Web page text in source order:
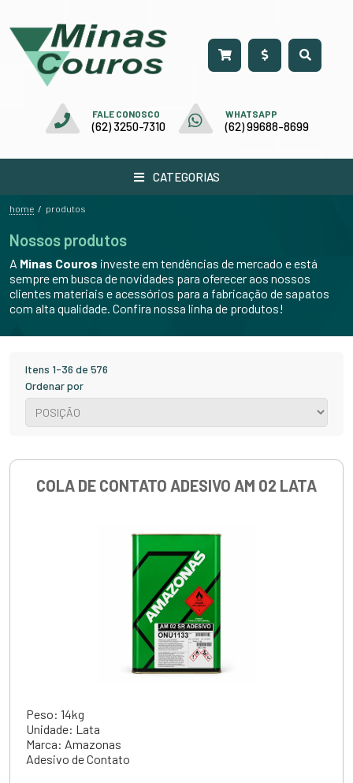
FALE CONOSCO
(62) 3250-7310
WHATSAPP
(62) 99688-8699
CATEGORIAS
home / produtos
Nossos produtos
A Minas Couros investe em tendências de mercado e está
sempre em busca de novidades para oferecer aos nossos
clientes materiais e acessórios para a fabricação de sapatos
com alta qualidade. Confira nossa linha de produtos!
Itens 1-36 de 576
Ordenar por
COLA DE CONTATO ADESIVO AM 02 LATA
Peso: 14kg
Unidade: Lata
Marca: Amazonas
Adesivo de Contato